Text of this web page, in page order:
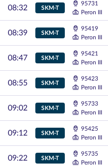
08:32 SKM-T
95731
Peron III
08:39 SKM-T
95419
Peron III
08:47 SKM-T
95421
Peron III
08:55 SKM-T
95423
Peron III
09:02 SKM-T
95733
Peron III
09:12 SKM-T
95425
Peron III
09:22 SKM-T
95735
Peron III